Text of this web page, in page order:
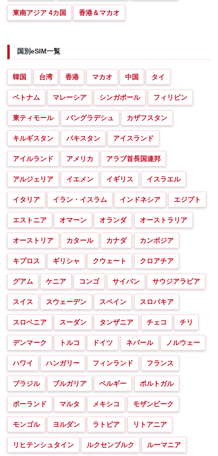
東南アジア 4カ国 香港＆マカオ
国別eSIM一覧
韓国 台湾 香港 マカオ 中国 タイ
ベトナム マレーシア シンガポール フィリピン
東ティモール バングラデシュ カザフスタン
キルギスタン パキスタン アイスランド
アイルランド アメリカ アラブ首長国連邦
アルジェリア イエメン イギリス イスラエル
イタリア イラン・イスラム インドネシア エジプト
エストニア オマーン オランダ オーストラリア
オーストリア カタール カナダ カンボジア
キプロス ギリシャ クウェート クロアチア
グアム ケニア コンゴ サイパン サウジアラビア
スイス スウェーデン スペイン スロバキア
スロベニア スーダン タンザニア チェコ チリ
デンマーク トルコ ドイツ ネパール ノルウェー
ハワイ ハンガリー フィンランド フランス
ブラジル ブルガリア ベルギー ポルトガル
ポーランド マルタ メキシコ モザンビーク
モンゴル ヨルダン ラトビア リトアニア
リヒテンシュタイン ルクセンブルク ルーマニア